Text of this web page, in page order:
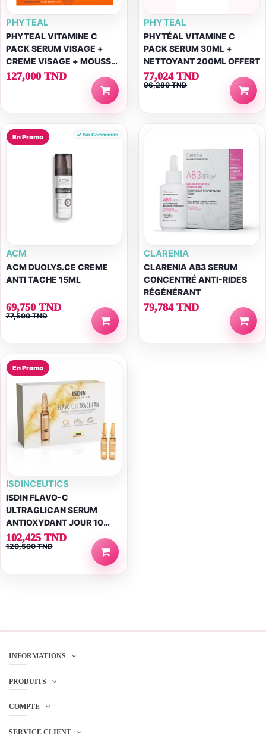
PHYTEAL
PHYTEAL VITAMINE C
PACK SERUM VISAGE +
CREME VISAGE + MOUSSE
NETTOYANTE + ECRAN
127,000 TND
PHYTEAL
PHYTÉAL VITAMINE C
PACK SERUM 30ML +
NETTOYANT 200ML OFFERT
77,024 TND
96,280 TND
En Promo Sur Commande
ACM
ACM DUOLYS.CE CREME
ANTI TACHE 15ML
69,750 TND
77,500 TND
CLARENIA
CLARENIA AB3 SERUM
CONCENTRÉ ANTI-RIDES
RÉGÉNÉRANT
79,784 TND
En Promo
ISDINCEUTICS
ISDIN FLAVO-C
ULTRAGLICAN SERUM
ANTIOXYDANT JOUR 10
UNIDOSES DE 2ML
102,425 TND
120,500 TND
INFORMATIONS
PRODUITS
COMPTE